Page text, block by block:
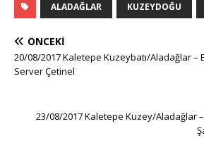
ALADAĞLAR KUZEYDOĞU
ÖNCEKI
20/08/2017 Kaletepe Kuzeybatı/Aladağlar –
Server Çetinel
23/08/2017 Kaletepe Kuzey/Aladağlar